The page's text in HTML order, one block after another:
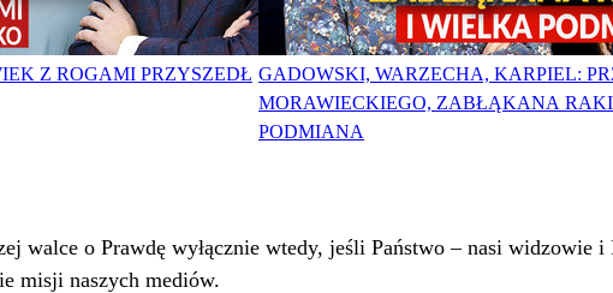
Z ROGAMI PRZYSZEDŁ GADOWSKI, WARZECHA, KARPIEL:
MORAWIECKIEGO, ZABŁĄKANA
PODMIANA
walce o Prawdę wyłącznie wtedy, jeśli Państwo – nasi widzowie
misji naszych mediów.